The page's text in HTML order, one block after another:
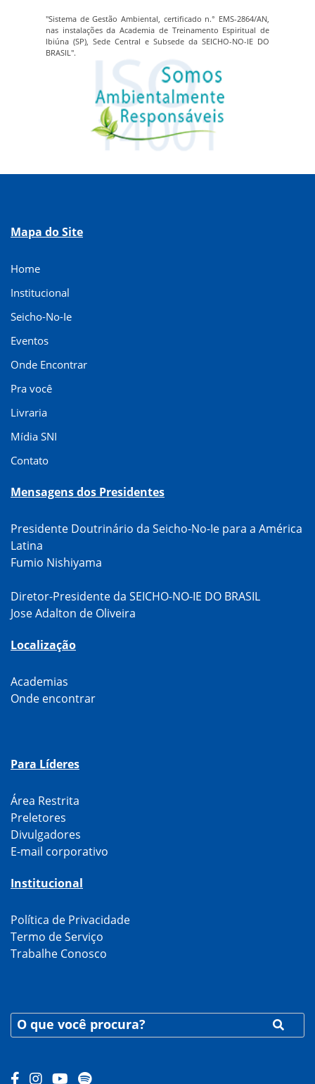
"Sistema de Gestão Ambiental, certificado n.° EMS-2864/AN,
nas instalações da Academia de Treinamento Espiritual de
Ibiúna (SP), Sede Central e Subsede da SEICHO-NO-IE DO
BRASIL".
Mapa do Site
Home
Institucional
Seicho-No-Ie
Eventos
Onde Encontrar
Pra você
Livraria
Mídia SNI
Contato
Mensagens dos Presidentes
Presidente Doutrinário da Seicho-No-Ie para a América
Latina
Fumio Nishiyama
Diretor-Presidente da SEICHO-NO-IE DO BRASIL
Jose Adalton de Oliveira
Localização
Academias
Onde encontrar
Para Líderes
Área Restrita
Preletores
Divulgadores
E-mail corporativo
Institucional
Política de Privacidade
Termo de Serviço
Trabalhe Conosco